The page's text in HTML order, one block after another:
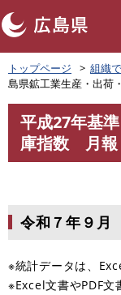
ペ
ー
ジ
の
で
トップページ 組織
島県鉱工業生産・出
平成27年基
庫指数 月
令和７年９月
※統計データは、
※Excel文書やPDF文